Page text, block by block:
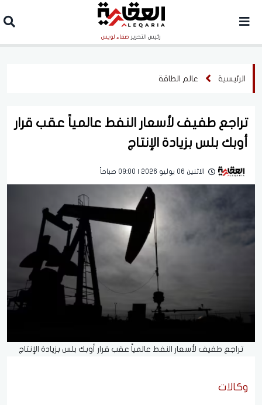
رئيس التحرير صفاء لويس
الرئيسية عالم الطاقة
تراجع طفيف لأسعار النفط عالمياً عقب قرار
أوبك بلس بزيادة الإنتاج
الاثنين 06 يوليو 2026 | 09:00 صباحاً
تراجع طفيف لأسعار النفط عالمياً عقب قرار أوبك بلس بزيادة الإنتاج
وكالات